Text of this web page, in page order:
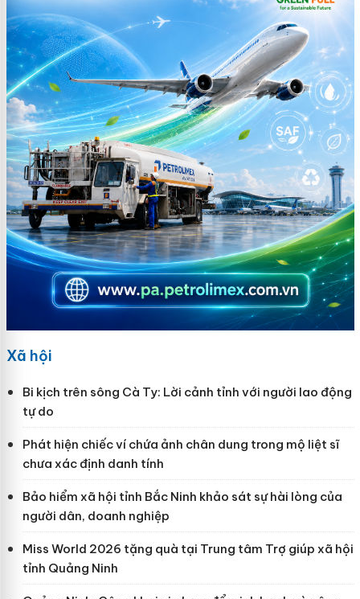
Xã hội
Bi kịch trên sông Cà Ty: Lời cảnh tỉnh với người lao động
tự do
Phát hiện chiếc ví chứa ảnh chân dung trong mộ liệt sĩ
chưa xác định danh tính
Bảo hiểm xã hội tỉnh Bắc Ninh khảo sát sự hài lòng của
người dân, doanh nghiệp
Miss World 2026 tặng quà tại Trung tâm Trợ giúp xã hội
tỉnh Quảng Ninh